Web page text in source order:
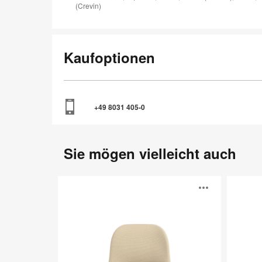
(Crevin)
Kaufoptionen
+49 8031 405-0
Sie mögen vielleicht auch